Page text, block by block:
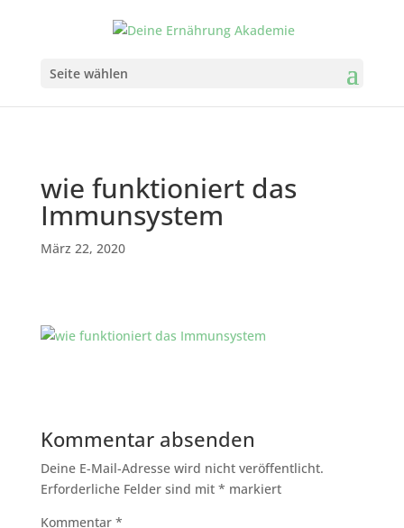
Seite wählen
wie funktioniert das
Immunsystem
März 22, 2020
Kommentar absenden
Deine E-Mail-Adresse wird nicht veröffentlicht.
Erforderliche Felder sind mit * markiert
Kommentar *